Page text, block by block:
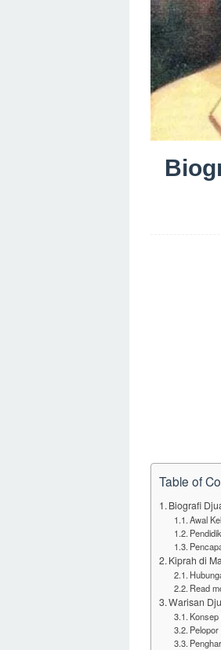
Table of
Biografi
Awal
Kiprah di
Read
Warisan